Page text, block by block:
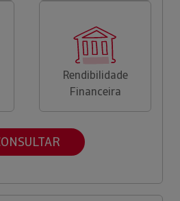
Rendibilidade
Financeira